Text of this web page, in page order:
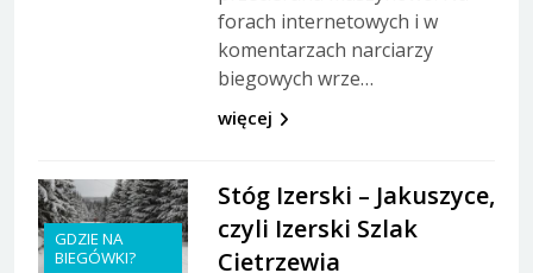
forach internetowych i w
komentarzach narciarzy
biegowych wrze…
więcej
GDZIE NA
BIEGÓWKI?
Stóg Izerski – Jakuszyce,
czyli Izerski Szlak
Cietrzewia